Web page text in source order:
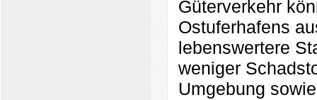
Güterverkehr
Ostuferhafens
lebenswertere
weniger
Umgebung